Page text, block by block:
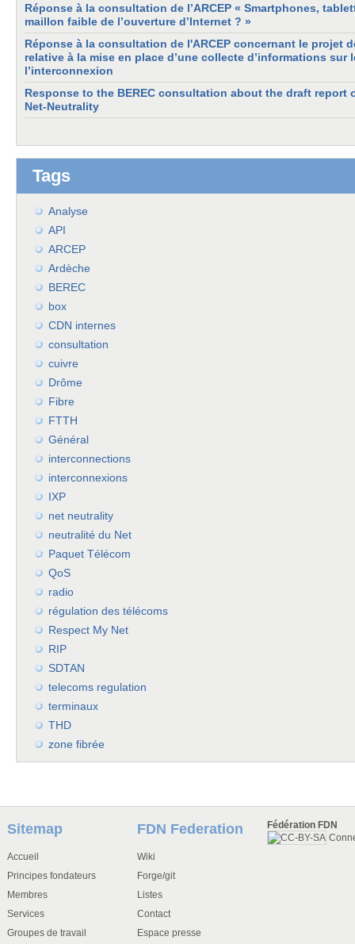
Réponse à la consultation de l’ARCEP « Smartphones,
maillon faible de l’ouverture d’Internet ? »
Réponse à la consultation de l'ARCEP concernant le projet
relative à la mise en place d’une collecte d’informations
l’interconnexion
Response to the BEREC consultation about the draft
Net-Neutrality
Tags
Analyse
API
ARCEP
Ardèche
BEREC
box
CDN internes
consultation
cuivre
Drôme
Fibre
FTTH
Général
interconnections
interconnexions
IXP
net neutrality
neutralité du Net
Paquet Télécom
QoS
radio
régulation des télécoms
Respect My Net
RIP
SDTAN
telecoms regulation
terminaux
THD
zone fibrée
Sitemap
Accueil
Principes fondateurs
Membres
Services
Groupes de travail
FDN Federation
Wiki
Forge/git
Listes
Contact
Espace presse
Fédération FDN